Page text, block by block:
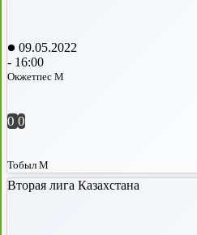
09.05.2022
- 16:00
Окжетпес М
0 0
Тобыл М
Вторая лига Казахстана